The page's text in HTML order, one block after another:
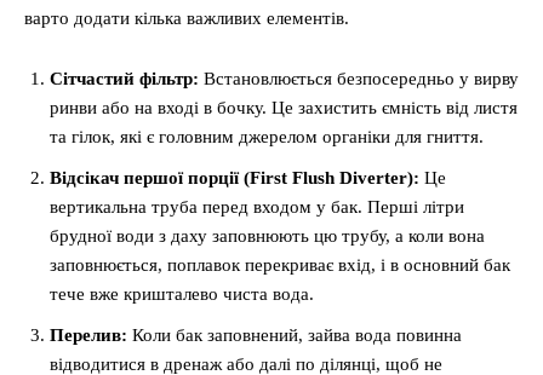
варто додати кілька важливих елементів.
Сітчастий фільтр: Встановлюється безпосередньо у вирву
ринви або на вході в бочку. Це захистить ємність від листя
та гілок, які є головним джерелом органіки для гниття.
Відсікач першої порції (First Flush Diverter): Це
вертикальна труба перед входом у бак. Перші літри
брудної води з даху заповнюють цю трубу, а коли вона
заповнюється, поплавок перекриває вхід, і в основний бак
тече вже кришталево чиста вода.
Перелив: Коли бак заповнений, зайва вода повинна
відводитися в дренаж або далі по ділянці, щоб не